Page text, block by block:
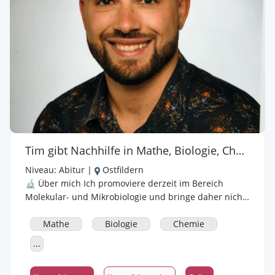
Beispielen aus dem Alltag, Schritt-für-Schritt-
Aufgaben und vielen Übungsmöglichkeiten. - Fragen
sind jederzeit willkommen – es gibt keine „dummen“
Fragen bei mir. Mein Ziel ist, echte Fortschritte
sichtbar zu machen und gleichzeitig das
Selbstvertrauen zu stärken. Ich freue mich darauf, dir
oder deinem Kind in Englisch, Mathe oder Physik
weiterzuhelfen und Lernstoff wieder zugänglich und
verständlich zu machen!
Tim gibt Nachhilfe in Mathe, Biologie, Chemie, Geschichte, Physik
Niveau: Abitur |
Ostfildern
🔬 Über mich Ich promoviere derzeit im Bereich
Molekular- und Mikrobiologie und bringe daher nicht
Leidenschaft für Naturwissenschaften mit. Neben
meiner Forschung unterrichte ich seit mehreren
Jahren erfolgreich Schüler*innen verschiedener
Klassenstufen. 📚 Fächer & Klassenstufen • Biologie &
Mathe Biologie
Chemie
...